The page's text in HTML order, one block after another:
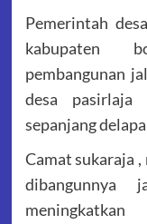
Pemerintah
kabupaten
pembangunan
desa pasirlaja
sepanjang
Camat sukaraja
dibangunnya